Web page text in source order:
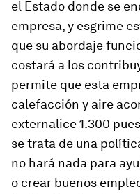
el Estado donde se
empresa, y esgrime
que su abordaje
costará a los
permite que esta
calefacción y aire
externalice 1.300
se trata de una
no hará nada para
o crear buenos